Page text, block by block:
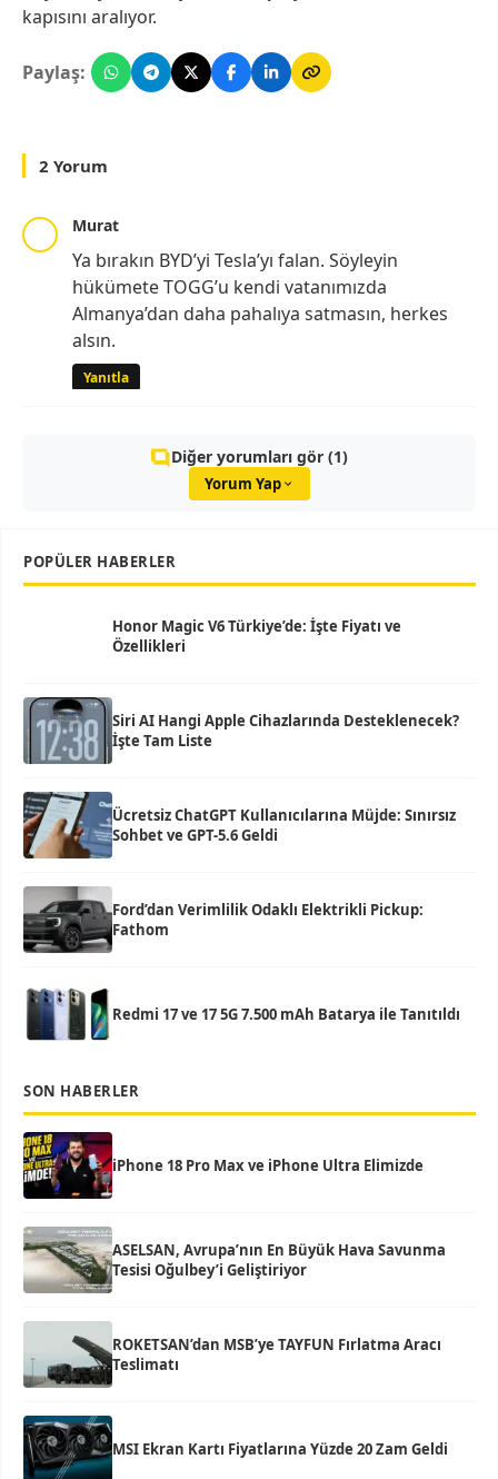
kapısını aralıyor.
Paylaş:
2 Yorum
Murat
Ya bırakın BYD’yi Tesla’yı falan. Söyleyin
hükümete TOGG’u kendi vatanımızda
Almanya’dan daha pahalıya satmasın, herkes
alsın.
Yanıtla
Diğer yorumları gör (1)
Yorum Yap
POPÜLER HABERLER
Honor Magic V6 Türkiye’de: İşte Fiyatı ve
Özellikleri
Siri AI Hangi Apple Cihazlarında Desteklenecek?
İşte Tam Liste
Ücretsiz ChatGPT Kullanıcılarına Müjde: Sınırsız
Sohbet ve GPT-5.6 Geldi
Ford’dan Verimlilik Odaklı Elektrikli Pickup:
Fathom
Redmi 17 ve 17 5G 7.500 mAh Batarya ile Tanıtıldı
SON HABERLER
iPhone 18 Pro Max ve iPhone Ultra Elimizde
ASELSAN, Avrupa’nın En Büyük Hava Savunma
Tesisi Oğulbey’i Geliştiriyor
ROKETSAN’dan MSB’ye TAYFUN Fırlatma Aracı
Teslimatı
MSI Ekran Kartı Fiyatlarına Yüzde 20 Zam Geldi